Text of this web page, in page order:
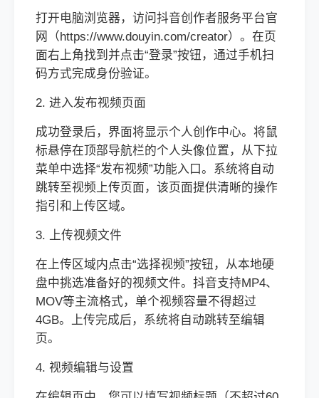
打开电脑浏览器，访问抖音创作者服务平台官
网（https://www.douyin.com/creator）。在页
面右上角找到并点击“登录”按钮，通过手机扫
码方式完成身份验证。
2. 进入发布视频页面
成功登录后，界面将显示个人创作中心。将鼠
标悬停在顶部导航栏的个人头像位置，从下拉
菜单中选择“发布视频”功能入口。系统将自动
跳转至视频上传页面，该页面提供清晰的操作
指引和上传区域。
3. 上传视频文件
在上传区域内点击“选择视频”按钮，从本地硬
盘中挑选准备好的视频文件。抖音支持MP4、
MOV等主流格式，单个视频容量不得超过
4GB。上传完成后，系统将自动跳转至编辑
页。
4. 视频编辑与设置